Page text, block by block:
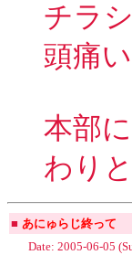
チラ
頭痛い
本部
わり
■ あにゅらじ終って
Date: 2005-06-05